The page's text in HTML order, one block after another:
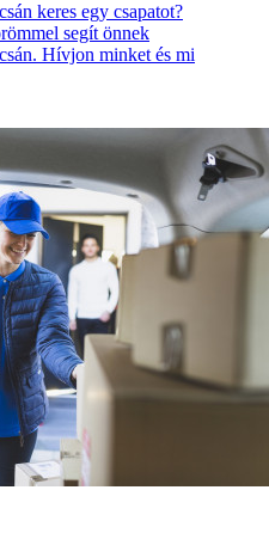
keres egy csapatot?
segít önnek
Hívjon minket és mi